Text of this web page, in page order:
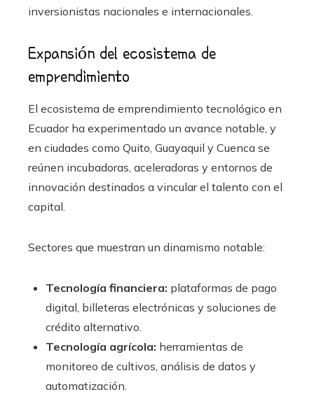
inversionistas nacionales e internacionales.
Expansión del ecosistema de
emprendimiento
El ecosistema de emprendimiento tecnológico en
Ecuador ha experimentado un avance notable, y
en ciudades como Quito, Guayaquil y Cuenca se
reúnen incubadoras, aceleradoras y entornos de
innovación destinados a vincular el talento con el
capital.
Sectores que muestran un dinamismo notable:
Tecnología financiera: plataformas de pago
digital, billeteras electrónicas y soluciones de
crédito alternativo.
Tecnología agrícola: herramientas de
monitoreo de cultivos, análisis de datos y
automatización.